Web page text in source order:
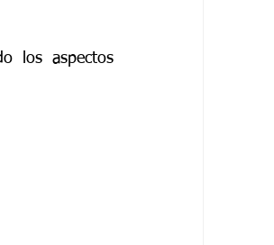
los aspectos